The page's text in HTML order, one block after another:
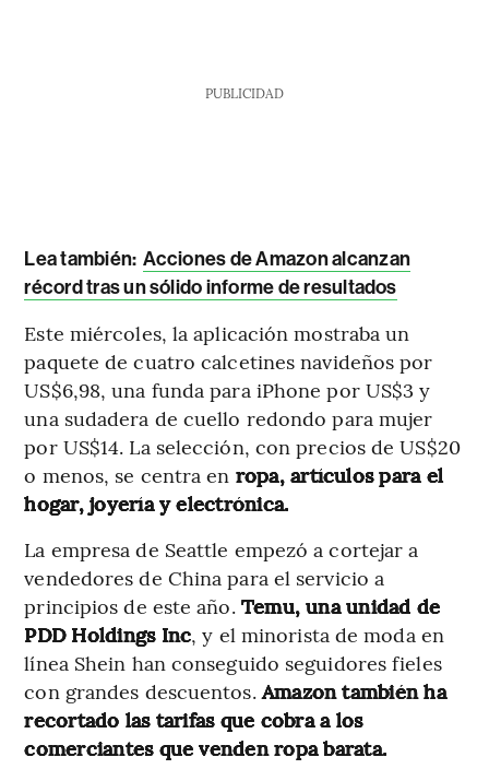
PUBLICIDAD
Lea también: Acciones de Amazon alcanzan
récord tras un sólido informe de resultados
Este miércoles, la aplicación mostraba un
paquete de cuatro calcetines navideños por
US$6,98, una funda para iPhone por US$3 y
una sudadera de cuello redondo para mujer
por US$14. La selección, con precios de US$20
o menos, se centra en ropa, artículos para el
hogar, joyería y electrónica.
La empresa de Seattle empezó a cortejar a
vendedores de China para el servicio a
principios de este año. Temu, una unidad de
PDD Holdings Inc, y el minorista de moda en
línea Shein han conseguido seguidores fieles
con grandes descuentos.Amazon también ha
recortado las tarifas que cobra a los
comerciantes que venden ropa barata.